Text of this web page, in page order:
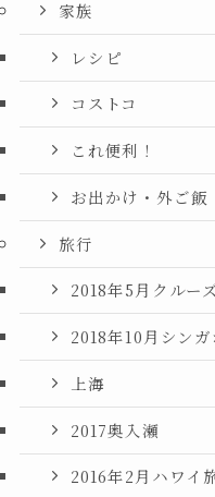
家族
レシピ
コストコ
これ便利！
お出かけ・外ご飯
旅行
2018年5月クルー
2018年10月シン
上海
2017奥入瀬
2016年2月ハワイ